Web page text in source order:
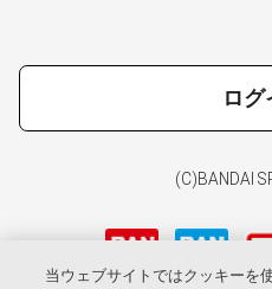
ログ
(C)BANDAI
当ウェブサイトではクッキーを